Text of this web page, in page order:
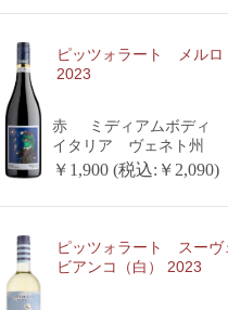
ピッツォラート メル
2023
赤
ミディアムボディ
イタリア ヴェネト州
￥1,900 (税込:￥2,090)
ピッツォラート スー
ビアンコ（白） 2023